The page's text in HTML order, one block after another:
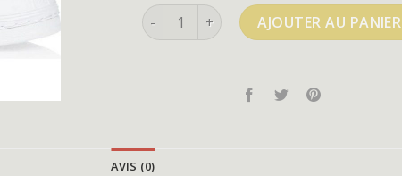
quantité de adidas rougeAJOUTER AU PANIER
AVIS (0)